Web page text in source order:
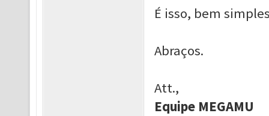
É isso, bem
Abraços.
Att.,
Equipe MEGAMU